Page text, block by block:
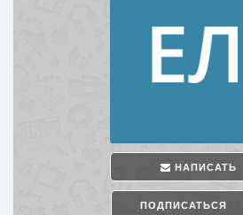
НАПИСАТЬ
ПОДПИСАТЬСЯ